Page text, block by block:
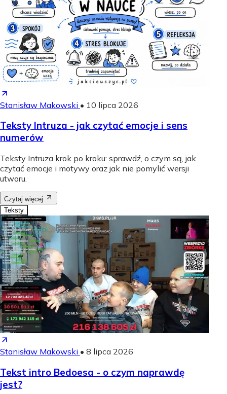
Stanisław Makowski • 10 lipca 2026
Teksty Intruza - jak czytać emocje i sens
numerów
Teksty Intruza krok po kroku: sprawdź, o czym są, jak
czytać emocje i motywy oraz jak nie pomylić wersji
utworu.
Czytaj więcej
Teksty
Stanisław Makowski • 8 lipca 2026
Tekst intro Bedoesa - o czym naprawdę
jest?